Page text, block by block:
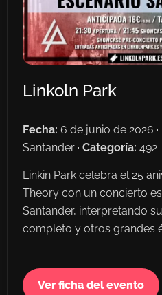
Linkoln Park
Fecha: 6 de junio de 2026 ·
Santander · Categoría: 492
Linkin Park celebra el 25
Theory con un concierto
Santander, interpretando
completo y otros grandes
Ver ficha del evento